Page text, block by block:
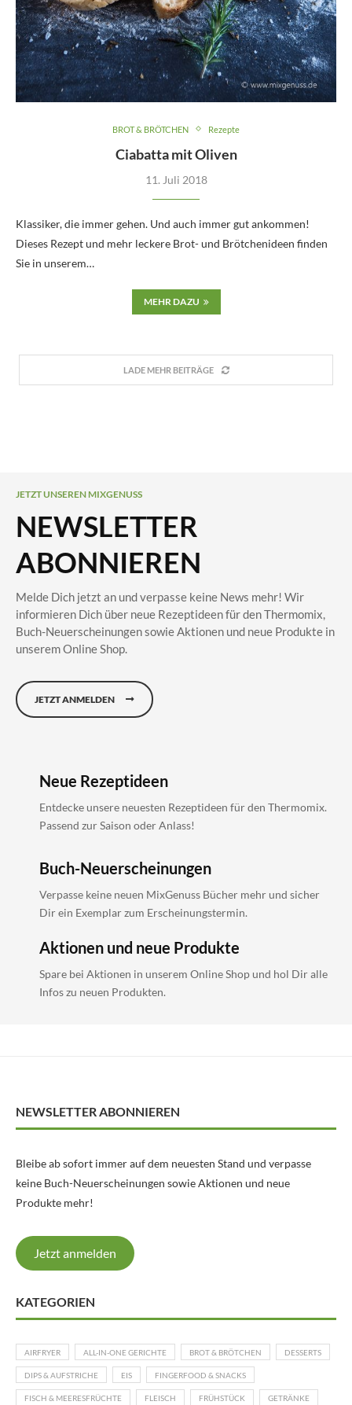
BROT & BRÖTCHEN Rezepte
Ciabatta mit Oliven
11. Juli 2018
Klassiker, die immer gehen. Und auch immer gut ankommen!
Dieses Rezept und mehr leckere Brot- und Brötchenideen finden
Sie in unserem…
MEHR DAZU
LADE MEHR BEITRÄGE
JETZT UNSEREN MIXGENUSS
NEWSLETTER
ABONNIEREN
Melde Dich jetzt an und verpasse keine News mehr! Wir
informieren Dich über neue Rezeptideen für den Thermomix,
Buch-Neuerscheinungen sowie Aktionen und neue Produkte in
unserem Online Shop.
JETZT ANMELDEN
Neue Rezeptideen
Entdecke unsere neuesten Rezeptideen für den Thermomix.
Passend zur Saison oder Anlass!
Buch-Neuerscheinungen
Verpasse keine neuen MixGenuss Bücher mehr und sicher
Dir ein Exemplar zum Erscheinungstermin.
Aktionen und neue Produkte
Spare bei Aktionen in unserem Online Shop und hol Dir alle
Infos zu neuen Produkten.
NEWSLETTER ABONNIEREN
Bleibe ab sofort immer auf dem neuesten Stand und verpasse
keine Buch-Neuerscheinungen sowie Aktionen und neue
Produkte mehr!
Jetzt anmelden
KATEGORIEN
AIRFRYER ALL-IN-ONE GERICHTE BROT & BRÖTCHEN DESSERTS
DIPS & AUFSTRICHE EIS FINGERFOOD & SNACKS
FISCH & MEERESFRÜCHTE FLEISCH FRÜHSTÜCK GETRÄNKE